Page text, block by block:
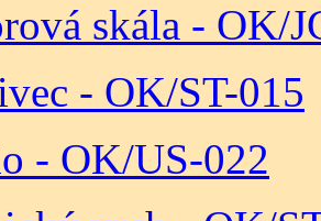
skála - OK/
- OK/ST-015
- OK/US-022